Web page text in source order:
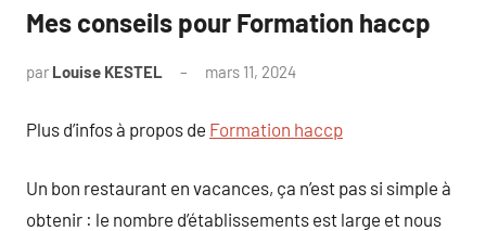
Mes conseils pour Formation haccp
par Louise KESTEL mars 11, 2024
Plus d’infos à propos de Formation haccp
Un bon restaurant en vacances, ça n’est pas si simple à
obtenir : le nombre d’établissements est large et nous